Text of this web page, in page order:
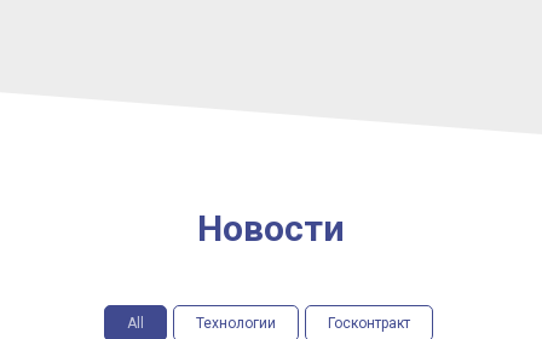
Новости
All Технологии Госконтракт